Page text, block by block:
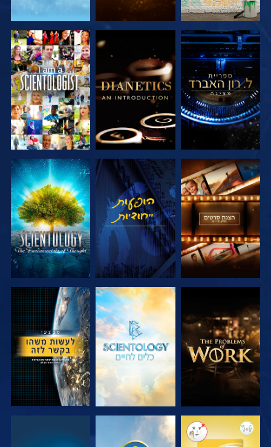
בדוק את הסדרה בדוק את הסדרה צפה
בדוק את הסדרה צפה בדוק את הסדרה
בדוק את הסדרה בדוק את הסדרה צפה